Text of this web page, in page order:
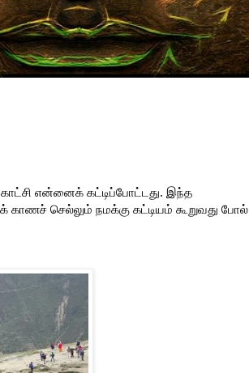
என்னைக் கட்டிப்போட்டது. இந்த
செல்லும் நமக்கு கட்டியம் கூறுவது போல்